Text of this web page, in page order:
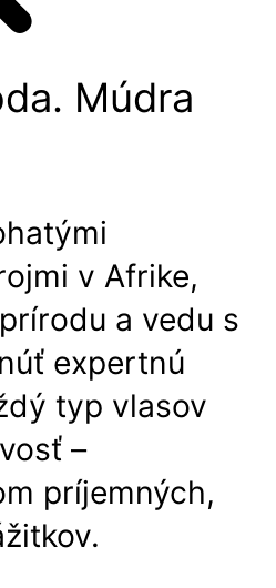
Múdra
v Afrike,
a vedu s
expertnú
typ vlasov
–
príjemných,